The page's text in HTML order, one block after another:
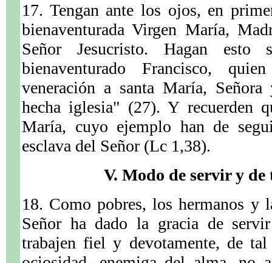
17. Tengan ante los ojos, en
bienaventurada Virgen María,
Señor Jesucristo. Hagan esto
bienaventurado Francisco,
veneración a santa María,
hecha iglesia" (27). Y recuerden
María, cuyo ejemplo han de
esclava del Señor (Lc 1,38).
V. Modo de servir y
18. Como pobres, los hermanos y
Señor ha dado la gracia de
trabajen fiel y devotamente, de